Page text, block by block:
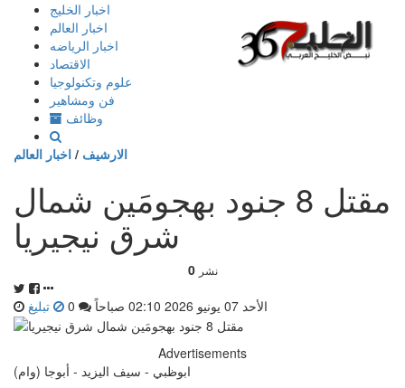
إذهب
المحتوى
اخبار الخليج
اخبار العالم
اخبار الرياضه
الاقتصاد
علوم وتكنولوجيا
فن ومشاهير
وظائف
الارشيف / اخبار العالم
مقتل 8 جنود بهجومَين شمال
شرق نيجيريا
0 نشر
الأحد 07 يونيو 2026 02:10 صباحاً تبليغ
Advertisements
ابوظبي - سيف اليزيد - أبوجا (وام)